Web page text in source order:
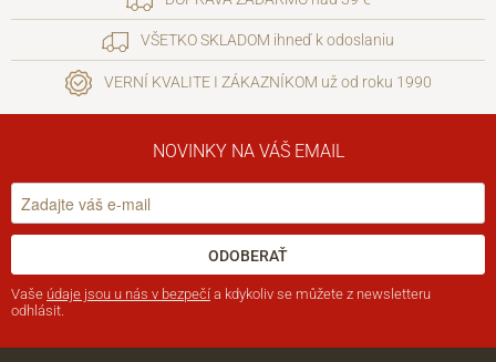
VŠETKO SKLADOM ihneď k odoslaniu
VERNÍ KVALITE I ZÁKAZNÍKOM už od roku 1990
NOVINKY NA VÁŠ EMAIL
ODOBERAŤ
Vaše údaje jsou u nás v bezpečí a kdykoliv se můžete z newsletteru
odhlásit.